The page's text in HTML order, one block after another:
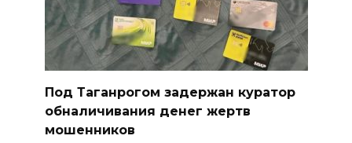
Под Таганрогом задержан куратор
обналичивания денег жертв
мошенников